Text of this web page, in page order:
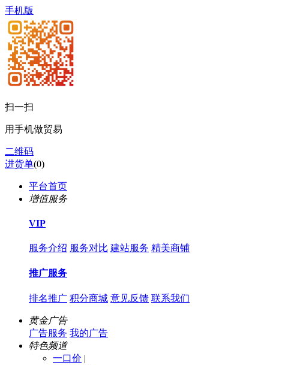
手机版
扫一扫
用手机做贸易
二维码
进货单(0)
平台首页
增值服务
VIP
服务介绍 服务对比 建站服务 精美商铺
推广服务
排名推广 积分商城 意见反馈 联系我们
黄金广告
广告服务 我的广告
特色频道
一口价 |